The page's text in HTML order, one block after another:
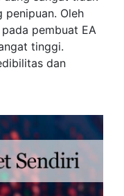
penipuan. Oleh
pembuat EA
tinggi.
dan